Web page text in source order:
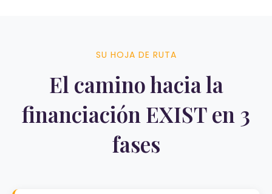
SU HOJA DE RUTA
El camino hacia la
financiación EXIST en 3
fases